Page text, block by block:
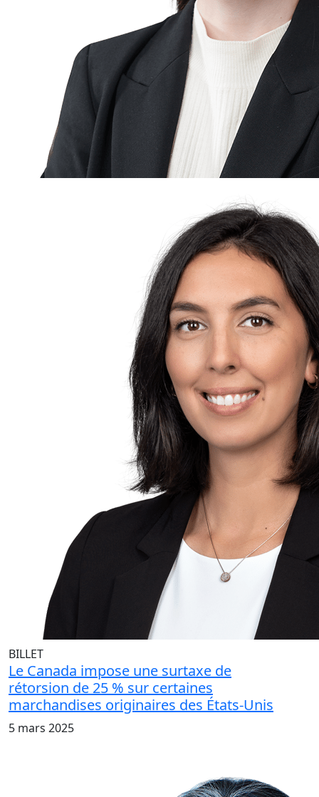
BILLET
Le Canada impose une surtaxe de
rétorsion de 25 % sur certaines
marchandises originaires des États-Unis
5 mars 2025